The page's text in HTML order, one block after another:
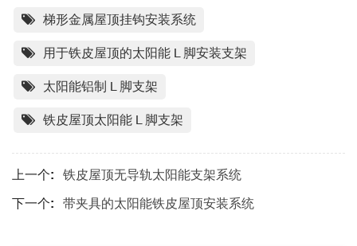
梯形金属屋顶挂钩安装系统
用于铁皮屋顶的太阳能 L 脚安装支架
太阳能铝制 L 脚支架
铁皮屋顶太阳能 L 脚支架
上一个: 铁皮屋顶无导轨太阳能支架系统
下一个: 带夹具的太阳能铁皮屋顶安装系统